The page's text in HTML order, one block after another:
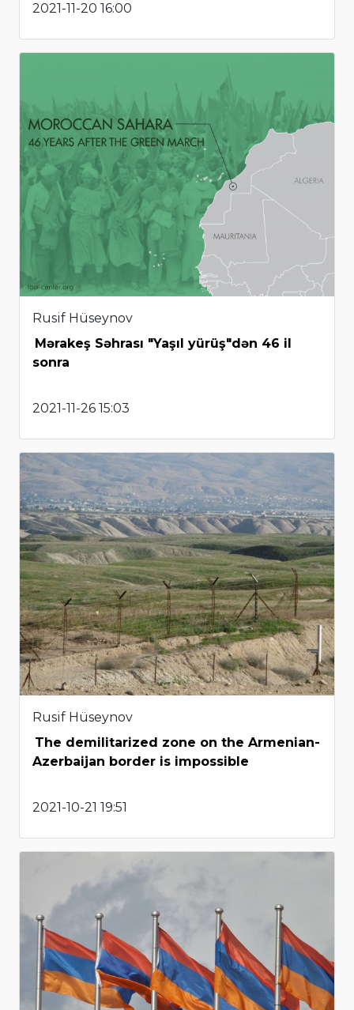
2021-11-20 16:00
Rusif Hüseynov
Mərakeş Səhrası "Yaşıl yürüş"dən 46 il
sonra
2021-11-26 15:03
Rusif Hüseynov
The demilitarized zone on the Armenian-
Azerbaijan border is impossible
2021-10-21 19:51